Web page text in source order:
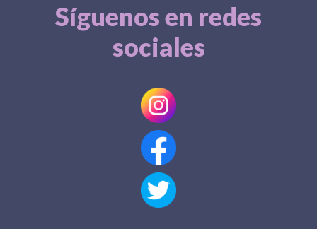
Síguenos en redes
sociales